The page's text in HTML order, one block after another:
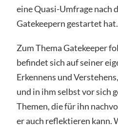
eine Quasi-Umfrage nach
Gatekeepern gestartet hat.
Zum Thema Gatekeeper
befindet sich auf seiner
Erkennens und
und in ihm selbst vor sich
Themen, die für ihn
er auch reflektieren kann.